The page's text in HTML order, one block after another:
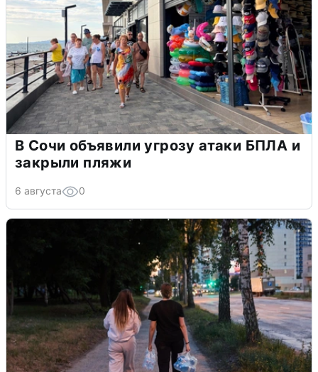
В Сочи объявили угрозу атаки БПЛА и
закрыли пляжи
6 августа 0